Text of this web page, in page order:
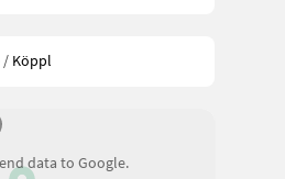
/ Köppl
data to Google.